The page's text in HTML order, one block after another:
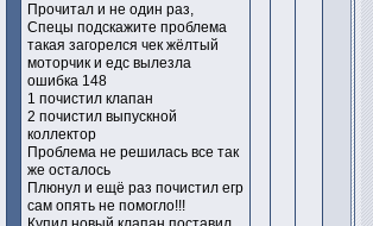
Прочитал и не один раз,
Спецы подскажите проблема
такая загорелся чек жёлтый
моторчик и едс вылезла
ошибка 148
1 почистил клапан
2 почистил выпускной
коллектор
Проблема не решилась все так
же осталось
Плюнул и ещё раз почистил егр
сам опять не помогло!!!